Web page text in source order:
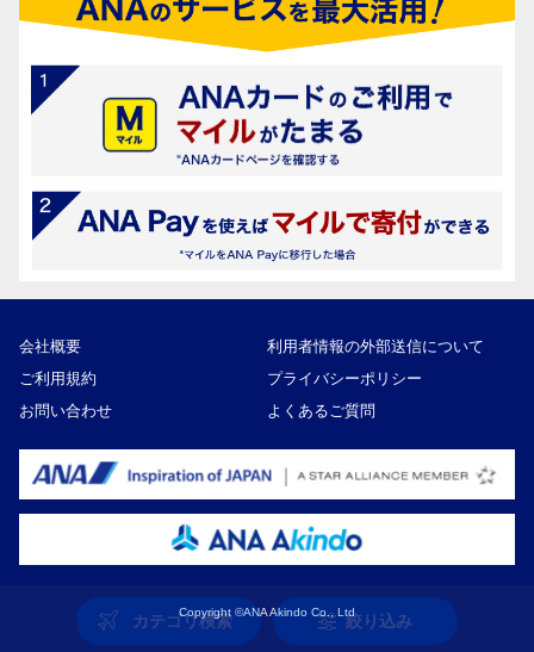
カテゴリ検索 絞り込み
会社概要
利用者情報の外部送信について
ご利用規約
プライバシーポリシー
お問い合わせ
よくあるご質問
Copyright ©ANA Akindo Co., Ltd